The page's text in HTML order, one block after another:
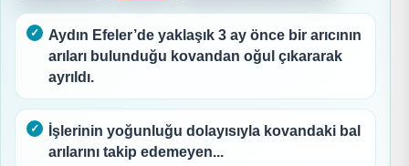
Aydın Efeler’de yaklaşık 3 ay önce bir arıcının
arıları bulunduğu kovandan oğul çıkararak
ayrıldı.
İşlerinin yoğunluğu dolayısıyla kovandaki bal
arılarını takip edemeyen...